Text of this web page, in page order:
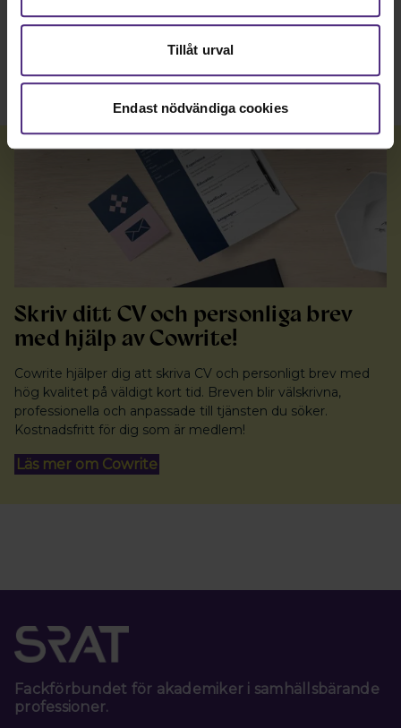
Tillåt urval
Endast nödvändiga cookies
Skriv ditt CV och personliga brev
med hjälp av Cowrite!
Cowrite hjälper dig att skriva CV och personligt brev med
hög kvalitet på väldigt kort tid. Breven blir välskrivna,
professionella och anpassade till tjänsten du söker.
Kostnadsfritt för dig som är medlem!
Läs mer om Cowrite
Fackförbundet för akademiker i samhällsbärande
professioner.